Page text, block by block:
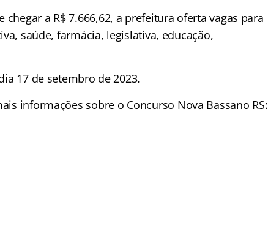
a R$ 7.666,62, a prefeitura oferta vagas para
saúde, farmácia, legislativa, educação,
17 de setembro de 2023.
informações sobre o Concurso Nova Bassano RS: